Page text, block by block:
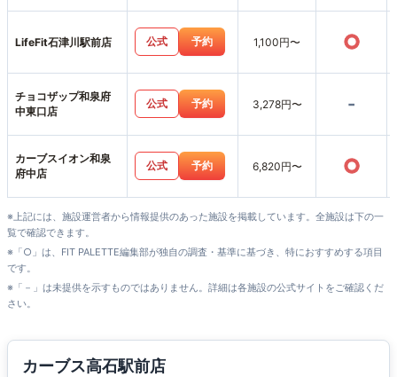
LifeFit石津川駅前店 公式 予約 1,100円〜 ○
チョコザップ和泉府
中東口店
公式 予約 3,278円〜 -
カーブスイオン和泉
府中店
公式 予約 6,820円〜 ○
※上記には、施設運営者から情報提供のあった施設を掲載しています。全施設は下の一
覧で確認できます。
※「○」は、FIT PALETTE編集部が独自の調査・基準に基づき、特におすすめする項目
です。
※「－」は未提供を示すものではありません。詳細は各施設の公式サイトをご確認くだ
さい。
カーブス高石駅前店